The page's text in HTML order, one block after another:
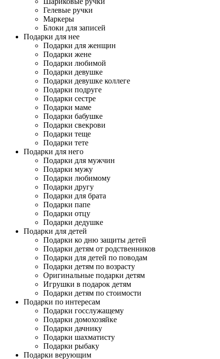
Гелевые ручки
Маркеры
Блоки для записей
Подарки для нее
Подарки для женщин
Подарки жене
Подарки любимой
Подарки девушке
Подарки девушке коллеге
Подарки подруге
Подарки сестре
Подарки маме
Подарки бабушке
Подарки свекрови
Подарки теще
Подарки тете
Подарки для него
Подарки для мужчин
Подарки мужу
Подарки любимому
Подарки другу
Подарки для брата
Подарки папе
Подарки отцу
Подарки дедушке
Подарки для детей
Подарки ко дню защиты детей
Подарки детям от родственников
Подарки для детей по поводам
Подарки детям по возрасту
Оригинальные подарки детям
Игрушки в подарок детям
Подарки детям по стоимости
Подарки по интересам
Подарки госслужащему
Подарки домохозяйке
Подарки дачнику
Подарки шахматисту
Подарки рыбаку
Подарки верующим